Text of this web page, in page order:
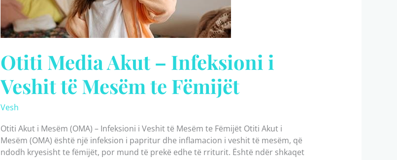
Otiti Media Akut – Infeksioni i
Veshit të Mesëm te Fëmijët
Vesh
Otiti Akut i Mesëm (OMA) – Infeksioni i Veshit të Mesëm te Fëmijët Otiti Akut i
Mesëm (OMA) është një infeksion i papritur dhe inflamacion i veshit të mesëm, që
ndodh kryesisht te fëmijët, por mund të prekë edhe të rriturit. Është ndër shkaqet